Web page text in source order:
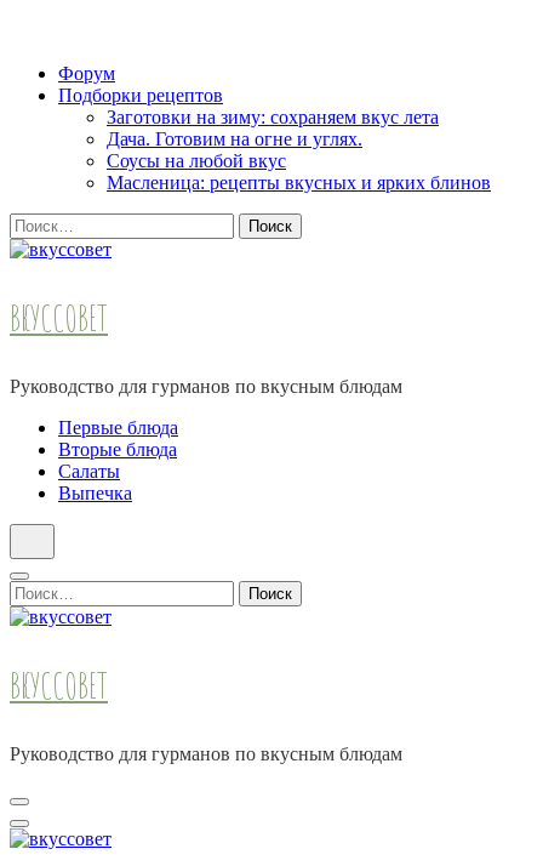
Skip
Форум
Подборки рецептов
Заготовки на зиму: сохраняем вкус лета
Дача. Готовим на огне и углях.
Соусы на любой вкус
Масленица: рецепты вкусных и ярких блинов
Найти:
ВКУССОВЕТ
Руководство для гурманов по вкусным блюдам
Первые блюда
Вторые блюда
Салаты
Выпечка
Найти:
ВКУССОВЕТ
Руководство для гурманов по вкусным блюдам